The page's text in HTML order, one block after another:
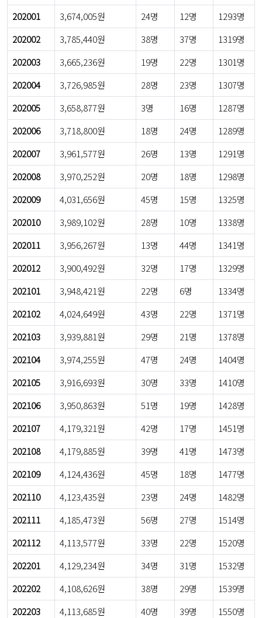
202001
3,674,005원 24명 12명
1293명
202002
3,785,440원 38명 37명
1319명
202003
3,665,236원 19명 22명
1301명
202004
3,726,985원 28명 23명
1307명
202005
3,658,877원 3명 16명
1287명
202006
3,718,800원 18명 24명
1289명
202007
3,961,577원 26명 13명
1291명
202008
3,970,252원 20명 18명
1298명
202009
4,031,656원 45명 15명
1325명
202010
3,989,102원 28명 10명
1338명
202011
3,956,267원 13명 44명
1341명
202012
3,900,492원 32명 17명
1329명
202101
3,948,421원 22명 6명
1334명
202102
4,024,649원 43명 22명
1371명
202103
3,939,881원 29명 21명
1378명
202104
3,974,255원 47명 24명
1404명
202105
3,916,693원 30명 33명
1410명
202106
3,950,863원 51명 19명
1428명
202107
4,179,321원 42명 17명
1451명
202108
4,179,885원 39명 41명
1473명
202109
4,124,436원 45명 18명
1477명
202110
4,123,435원 23명 24명
1482명
202111
4,185,473원 56명 27명
1514명
202112
4,113,577원 33명 22명
1520명
202201
4,129,234원 34명 31명
1532명
202202
4,108,626원 38명 29명
1539명
202203
4,113,685원 40명 39명
1550명